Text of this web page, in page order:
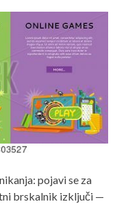
pojavi se za
brskalnik izključi —